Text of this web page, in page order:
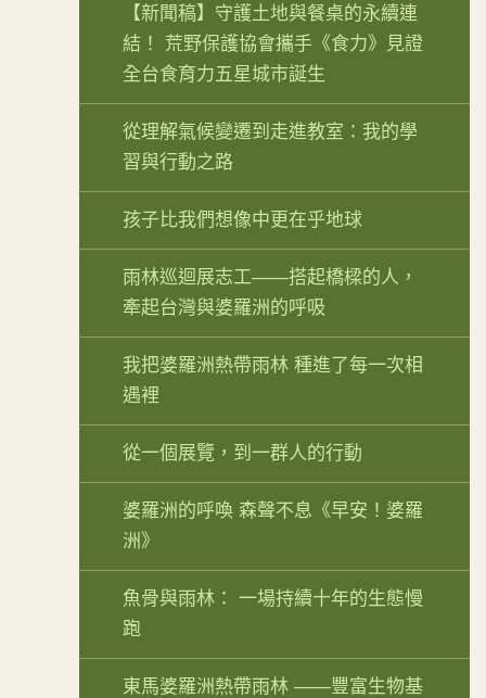
【新聞稿】守護土地與餐桌的永續連
結！ 荒野保護協會攜手《食力》見證
全台食育力五星城市誕生
從理解氣候變遷到走進教室：我的學
習與行動之路
孩子比我們想像中更在乎地球
雨林巡迴展志工——搭起橋樑的人，
牽起台灣與婆羅洲的呼吸
我把婆羅洲熱帶雨林 種進了每一次相
遇裡
從一個展覽，到一群人的行動
婆羅洲的呼喚 森聲不息《早安！婆羅
洲》
魚骨與雨林： 一場持續十年的生態慢
跑
東馬婆羅洲熱帶雨林 ——豐富生物基